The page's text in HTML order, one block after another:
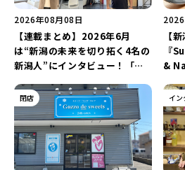
2026年08月08日
【連載まとめ】2026年6月
は“新潟の未来を切り拓く4名の
新潟人”にインタビュー！「学
トグラファー」など要チェック
♪
【
『
&
「
ー」
レー
♪
閉店 イン